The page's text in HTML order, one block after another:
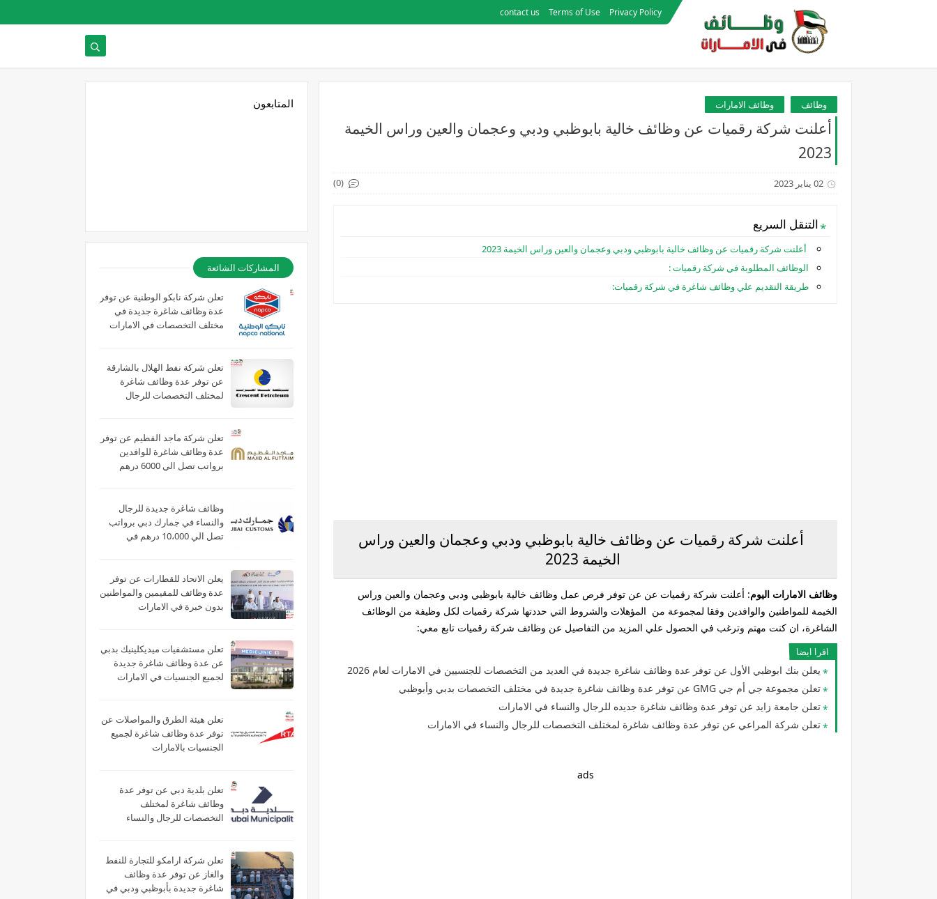
Privacy Policy
Terms of Use
contact us
وظائف وظائف الامارات
أعلنت شركة رقميات عن وظائف خالية بابوظبي ودبي وعجمان والعين وراس الخيمة
2023
02 يناير 2023 (0)
التنقل السريع
أعلنت شركة رقميات عن وظائف خالية بابوظبي ودبي وعجمان والعين وراس الخيمة 2023
الوظائف المطلوبة في شركة رقميات :
طريقة التقديم علي وظائف شاغرة في شركة رقميات:
أعلنت شركة رقميات عن وظائف خالية بابوظبي ودبي وعجمان والعين وراس
الخيمة 2023
وظائف الامارات اليوم: أعلنت شركة رقميات عن عن توفر فرص عمل وظائف خالية بابوظبي ودبي وعجمان والعين وراس
الخيمة للمواطنين والوافدين وفقا لمجموعة من المؤهلات والشروط التي حددتها شركة رقميات لكل وظيفة من الوظائف
الشاغرة، ان كنت مهتم وترغب في الحصول علي المزيد من التفاصيل عن وظائف شركة رقميات تابع معي:
اقرا ايضا
يعلن بنك ابوظبي الأول عن توفر عدة وظائف شاغرة جديدة في العديد من التخصصات للجنسيين في الامارات لعام 2026
تعلن مجموعة جي أم جي GMG عن توفر عدة وظائف شاغرة جديدة في مختلف التخصصات بدبي وأبوظبي
تعلن جامعة زايد عن توفر عدة وظائف شاغرة جديده للرجال والنساء في الامارات
تعلن شركة المراعي عن توفر عدة وظائف شاغرة لمختلف التخصصات للرجال والنساء في الامارات
ads
المتابعون
المشاركات الشائعة
تعلن شركة نابكو الوطنية عن توفر
عدة وظائف شاغرة جديدة في
مختلف التخصصات في الامارات
تعلن شركة نفط الهلال بالشارقة
عن توفر عدة وظائف شاغرة
لمختلف التخصصات للرجال
تعلن شركة ماجد الفطيم عن توفر
عدة وظائف شاغرة للوافدين
برواتب تصل الي 6000 درهم
وظائف شاغرة جديدة للرجال
والنساء في جمارك دبي برواتب
تصل الي 10،000 درهم في
يعلن الاتحاد للقطارات عن توفر
عدة وظائف للمقيمين والمواطنين
بدون خبرة في الامارات
تعلن مستشفيات ميديكلينيك بدبي
عن عدة وظائف شاغرة جديدة
لجميع الجنسيات في الامارات
تعلن هيئة الطرق والمواصلات عن
توفر عدة وظائف شاغرة لجميع
الجنسيات بالامارات
تعلن بلدية دبي عن توفر عدة
وظائف شاغرة لمختلف
التخصصات للرجال والنساء
تعلن شركة ارامكو للتجارة للنفط
والغاز عن توفر عدة وظائف
شاغرة جديدة بأبوظبي ودبي في